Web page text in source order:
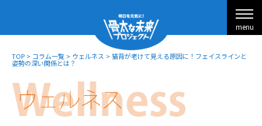
menu
TOP > コラム一覧 > ウェルネス >猫背が老けて見える原因に！フェイスラインと
姿勢の深い関係とは？